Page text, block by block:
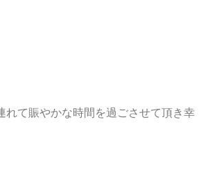
れて賑やかな時間を過ごさせて頂き幸